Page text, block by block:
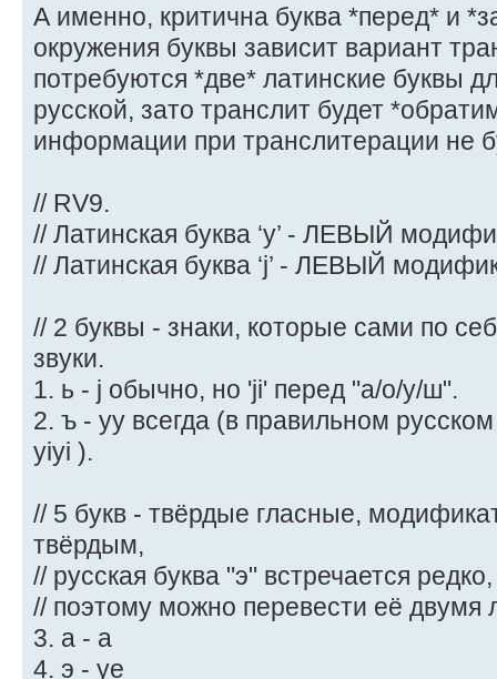
А именно, критична буква *перед* и
окружения буквы зависит вариант
потребуются *две* латинские буквы
русской, зато транслит будет
информации при транслитерации не
// RV9.
// Латинская буква ‘y’ - ЛЕВЫЙ
// Латинская буква ‘j’ - ЛЕВЫЙ
// 2 буквы - знаки, которые сами по
звуки.
1. ь - j обычно, но 'ji' перед "а/о/у/ш".
2. ъ - yy всегда (в правильном
yiyi ).
// 5 букв - твёрдые гласные,
твёрдым,
// русская буква "э" встречается редко,
// поэтому можно перевести её двумя
3. a - а
4. э - ye